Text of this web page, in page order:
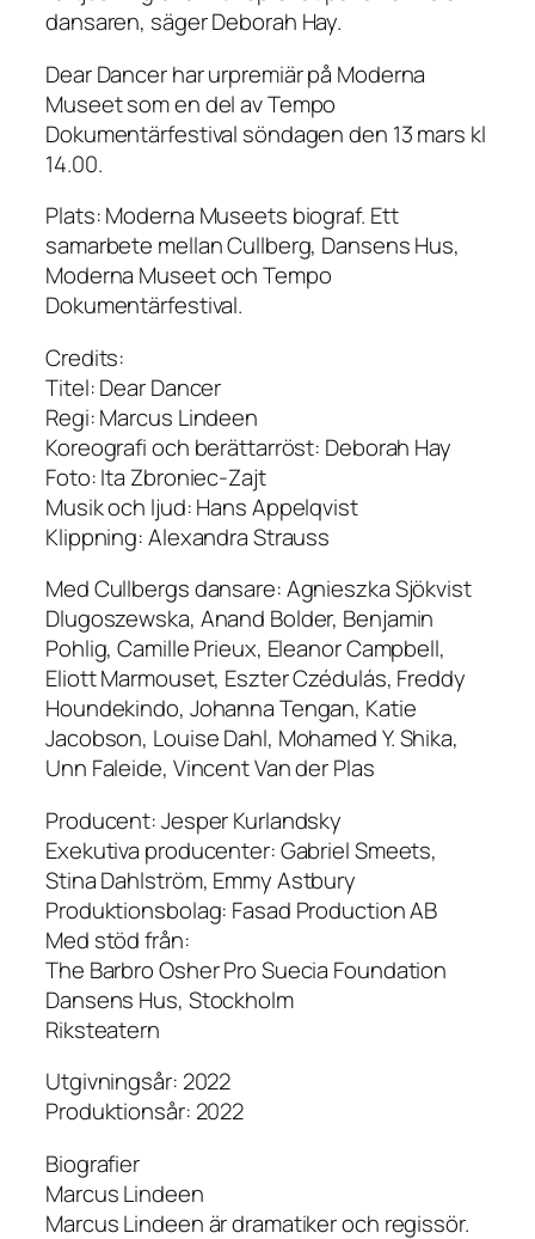
dansaren, säger Deborah Hay.
Dear Dancer har urpremiär på Moderna
Museet som en del av Tempo
Dokumentärfestival söndagen den 13 mars kl
14.00.
Plats: Moderna Museets biograf. Ett
samarbete mellan Cullberg, Dansens Hus,
Moderna Museet och Tempo
Dokumentärfestival.
Credits:
Titel: Dear Dancer
Regi: Marcus Lindeen
Koreografi och berättarröst: Deborah Hay
Foto: Ita Zbroniec-Zajt
Musik och ljud: Hans Appelqvist
Klippning: Alexandra Strauss
Med Cullbergs dansare: Agnieszka Sjökvist
Dlugoszewska, Anand Bolder, Benjamin
Pohlig, Camille Prieux, Eleanor Campbell,
Eliott Marmouset, Eszter Czédulás, Freddy
Houndekindo, Johanna Tengan, Katie
Jacobson, Louise Dahl, Mohamed Y. Shika,
Unn Faleide, Vincent Van der Plas
Producent: Jesper Kurlandsky
Exekutiva producenter: Gabriel Smeets,
Stina Dahlström, Emmy Astbury
Produktionsbolag: Fasad Production AB
Med stöd från:
The Barbro Osher Pro Suecia Foundation
Dansens Hus, Stockholm
Riksteatern
Utgivningsår: 2022
Produktionsår: 2022
Biografier
Marcus Lindeen
Marcus Lindeen är dramatiker och regissör.